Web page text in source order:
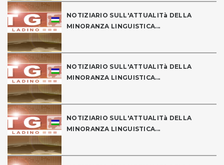
NOTIZIARIO SULL'ATTUALITà DELLA
MINORANZA LINGUISTICA...
NOTIZIARIO SULL'ATTUALITà DELLA
MINORANZA LINGUISTICA...
NOTIZIARIO SULL'ATTUALITà DELLA
MINORANZA LINGUISTICA...